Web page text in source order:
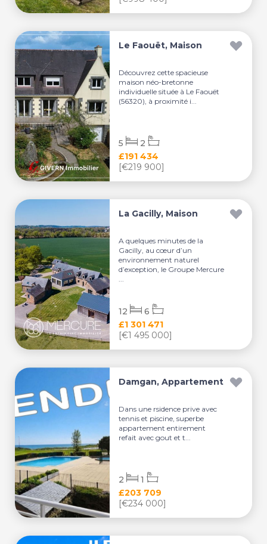
Le Faouët, Maison
Découvrez cette spacieuse
maison néo-bretonne
individuelle située à Le Faouët
(56320), à proximité i...
£191 434
[€219 900]
5 2
La Gacilly, Maison
A quelques minutes de la
Gacilly, au cœur d’un
environnement naturel
d’exception, le Groupe Mercure
£1 301 471
[€1 495 000]
12 6
Damgan, Appartement
Dans une rsidence prive avec
tennis et piscine, superbe
appartement entirement
refait avec gout et t...
£203 709
[€234 000]
2 1